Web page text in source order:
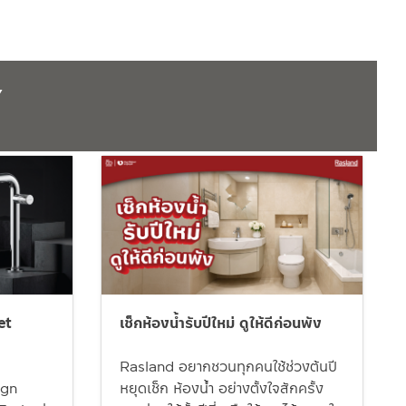
เช็กห้องน้ำรับปีใหม่ ดูให้ดีก่อนพัง
Rasland อยากชวนทุกคนใช้ช่วงต้นปี
หยุดเช็ก ห้องน้ำ อย่างตั้งใจสักครั้ง